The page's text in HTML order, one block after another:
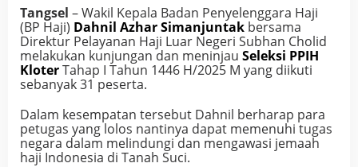
Tangsel – Wakil Kepala Badan Penyelenggara Haji
(BP Haji) Dahnil Azhar Simanjuntak bersama
Direktur Pelayanan Haji Luar Negeri Subhan Cholid
melakukan kunjungan dan meninjau Seleksi PPIH
KloterTahap I Tahun 1446 H/2025 M yang diikuti
sebanyak 31 peserta.
Dalam kesempatan tersebut Dahnil berharap para
petugas yang lolos nantinya dapat memenuhi tugas
negara dalam melindungi dan mengawasi jemaah
haji Indonesia di Tanah Suci.